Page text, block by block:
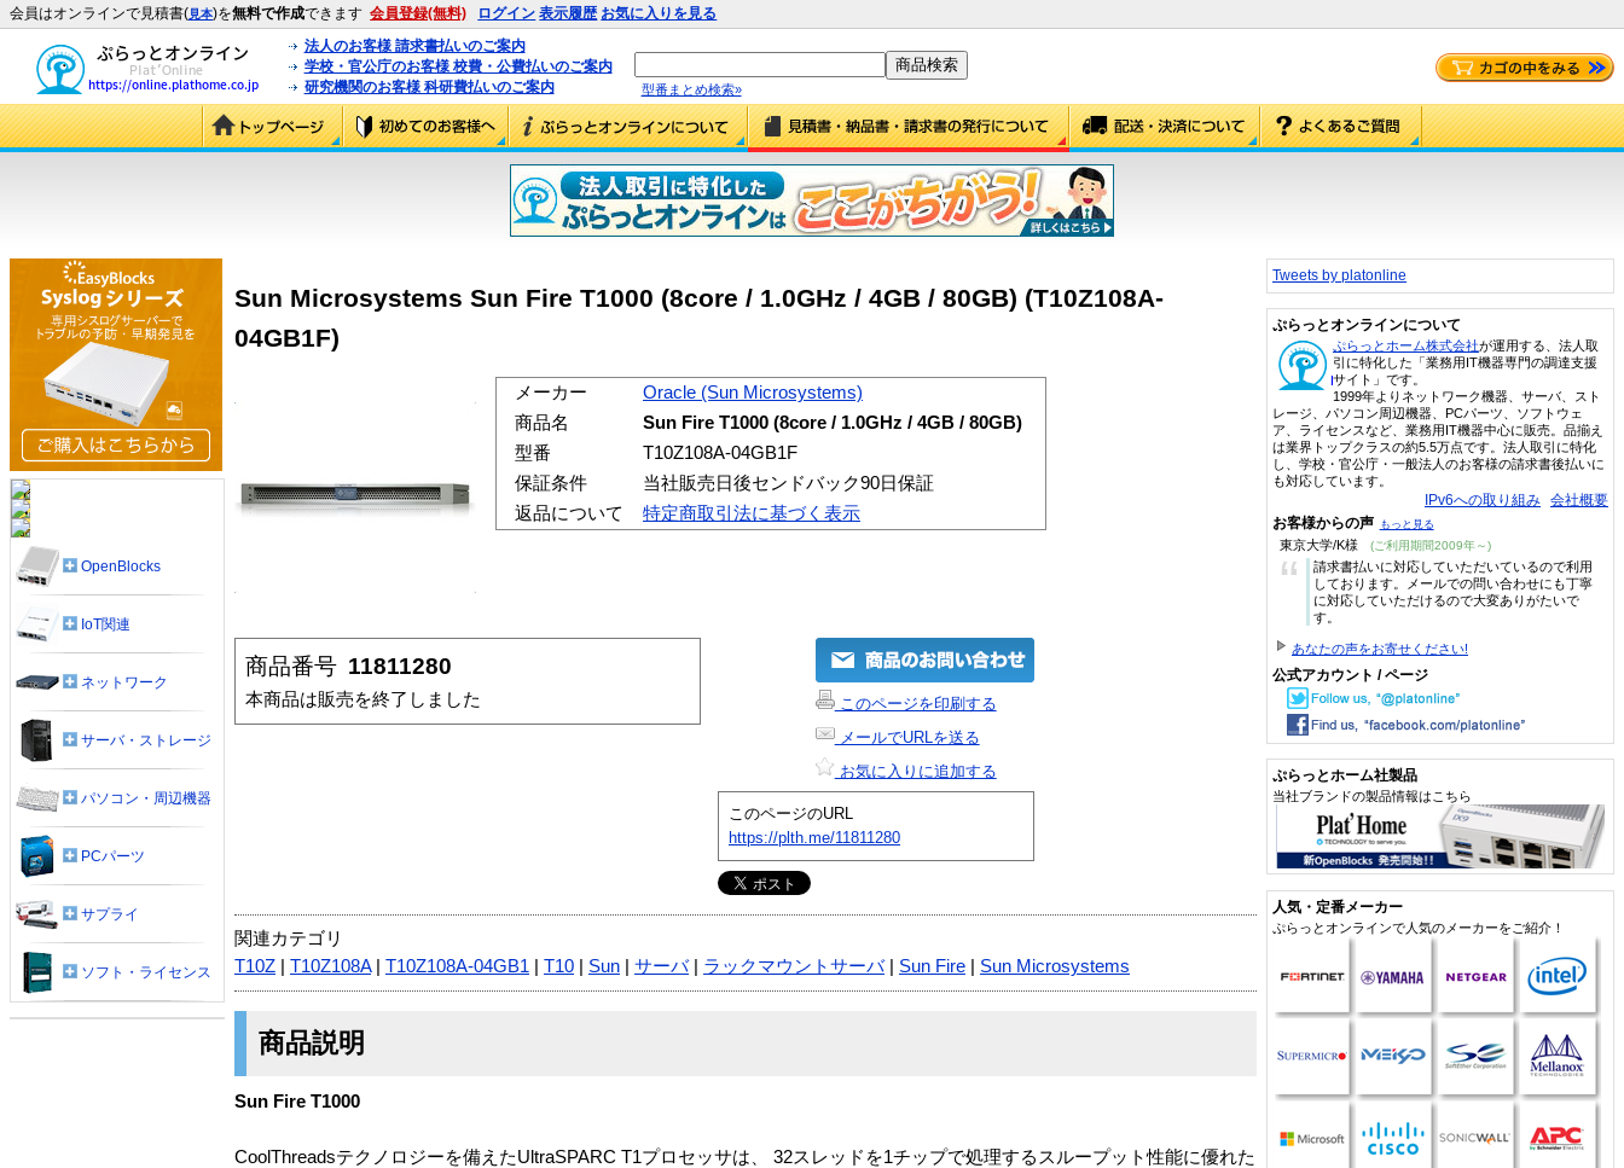
会員はオンラインで見積書(見本)を無料で作成できます 会員登録(無料) ログイン 表示履歴 お気に入りを見る
法人のお客様 請求書払いのご案内
学校・官公庁のお客様 校費・公費払いのご案内
研究機関のお客様 科研費払いのご案内
型番まとめ検索»
Sun Microsystems Sun Fire T1000 (8core / 1.0GHz / 4GB / 80GB) (T10Z108A-
04GB1F)
メーカー
Oracle (Sun Microsystems)
商品名
Sun Fire T1000 (8core / 1.0GHz / 4GB / 80GB)
型番
T10Z108A-04GB1F
保証条件
当社販売日後センドバック90日保証
返品について
特定商取引法に基づく表示
商品番号 11811280
本商品は販売を終了しました
このページを印刷する
メールでURLを送る
お気に入りに追加する
このページのURL
https://plth.me/11811280
関連カテゴリ
T10Z
T10Z108A| T10Z108A-04GB1 T10 Sun サーバ| ラックマウントサーバ| Sun Fire Sun Microsystems
商品説明
Sun Fire T1000
CoolThreadsテクノロジーを備えたUltraSPARC T1プロセッサは、 32スレッドを1チップで処理するスループット性能に優れた
OpenBlocks
IoT関連
ネットワーク
サーバ・ストレージ
パソコン・周辺機器
PCパーツ
サプライ
ソフト・ライセンス
Tweets by platonline
ぷらっとオンラインについて
ぷらっとホーム株式会社が運用する、法人取
引に特化した「業務用IT機器専門の調達支援
サイト」です。
1999年よりネットワーク機器、サーバ、スト
レージ、パソコン周辺機器、PCパーツ、ソフトウェ
ア、ライセンスなど、業務用IT機器中心に販売。品揃え
は業界トップクラスの約5.5万点です。法人取引に特化
し、学校・官公庁・一般法人のお客様の請求書後払いに
も対応しています。
IPv6への取り組み 会社概要
お客様からの声 もっと見る
東京大学/K様 (ご利用期間2009年～)
“
請求書払いに対応していただいているので利用
しております。メールでの問い合わせにも丁寧
に対応していただけるので大変ありがたいで
す。
あなたの声をお寄せください!
公式アカウント / ページ
ぷらっとホーム社製品
当社ブランドの製品情報はこちら
人気・定番メーカー
ぷらっとオンラインで人気のメーカーをご紹介！